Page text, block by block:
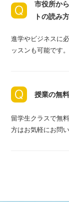
市役所か
トの読み
進学やビジネスに
ッスンも可能です。
授業の無
留学生クラスで無
方はお気軽にお問